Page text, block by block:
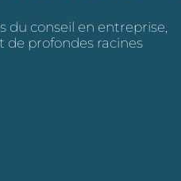
du conseil en entreprise,
de profondes racines